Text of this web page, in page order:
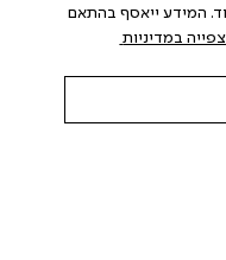
החברה ובכלל זה דוא"ל SMS ועוד. המידע ייאסף בהתאם
צפייה במדיניות